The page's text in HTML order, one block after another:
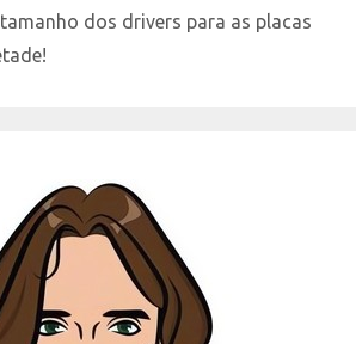
dos drivers para as placas